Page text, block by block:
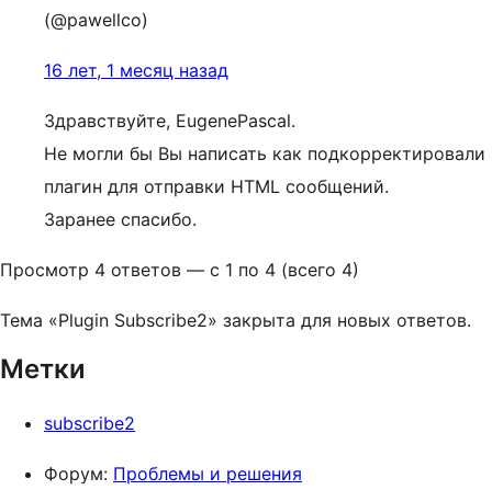
(@pawellco)
16 лет, 1 месяц назад
Здравствуйте, EugenePascal.
Не могли бы Вы написать как подкорректировали
плагин для отправки HTML сообщений.
Заранее спасибо.
Просмотр 4 ответов — с 1 по 4 (всего 4)
Тема «Plugin Subscribe2» закрыта для новых ответов.
Метки
subscribe2
Форум: Проблемы и решения